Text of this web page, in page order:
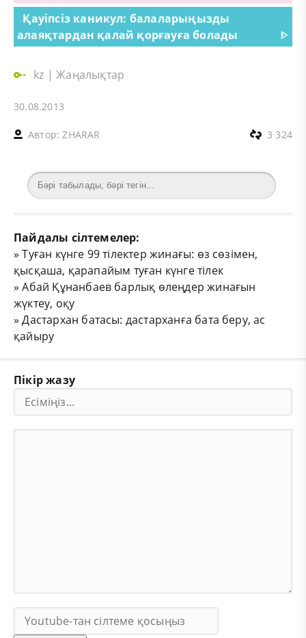
Қауіпсіз каникул: балаларыңызды
алаяқтардан қалай қорғауға болады
ᐈ
kz |Жаңалықтар
30.08.2013
Автор:ZHARAR 3 324
Пайдалы сілтемелер:
»Туған күнге 99 тілектер жинағы: өз сөзімен,
қысқаша, қарапайым туған күнге тілек
»Абай Құнанбаев барлық өлеңдер жинағын
жүктеу, оқу
»Дастархан батасы: дастарханға бата беру, ас
қайыру
Пікір жазу